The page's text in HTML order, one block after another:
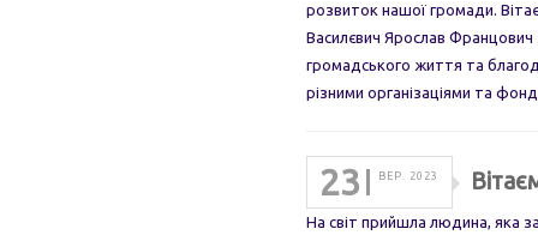
розвиток нашої громади.
Василєвич Ярослав
громадського життя та
різними організаціями та
23 ВЕР. 2023
На світ прийшла людина, яка